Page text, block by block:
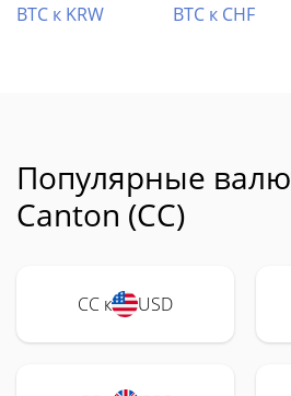
BTC к KRW
BTC к CHF
Популярные
Canton (CC)
CC к USD